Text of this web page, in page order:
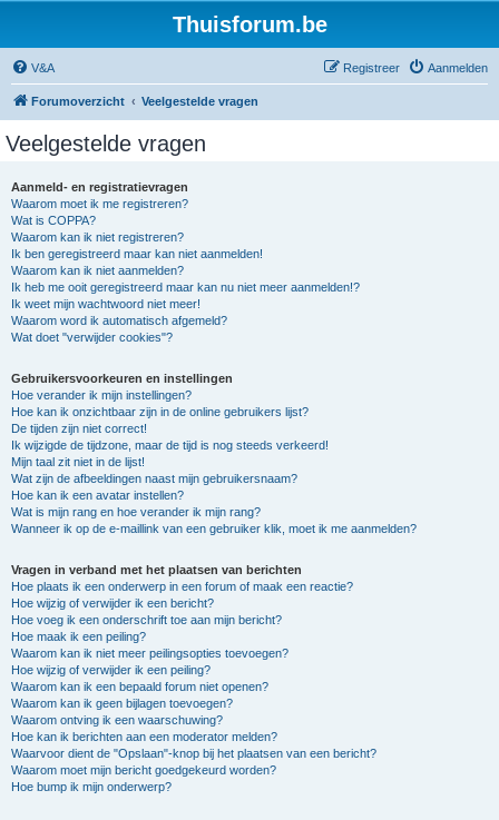
Thuisforum.be
V&A Aanmelden
Registreer
Forumoverzicht Veelgestelde vragen
Veelgestelde vragen
Aanmeld- en registratievragen
Waarom moet ik me registreren?
Wat is COPPA?
Waarom kan ik niet registreren?
Ik ben geregistreerd maar kan niet aanmelden!
Waarom kan ik niet aanmelden?
Ik heb me ooit geregistreerd maar kan nu niet meer aanmelden!?
Ik weet mijn wachtwoord niet meer!
Waarom word ik automatisch afgemeld?
Wat doet "verwijder cookies"?
Gebruikersvoorkeuren en instellingen
Hoe verander ik mijn instellingen?
Hoe kan ik onzichtbaar zijn in de online gebruikers lijst?
De tijden zijn niet correct!
Ik wijzigde de tijdzone, maar de tijd is nog steeds verkeerd!
Mijn taal zit niet in de lijst!
Wat zijn de afbeeldingen naast mijn gebruikersnaam?
Hoe kan ik een avatar instellen?
Wat is mijn rang en hoe verander ik mijn rang?
Wanneer ik op de e-maillink van een gebruiker klik, moet ik me aanmelden?
Vragen in verband met het plaatsen van berichten
Hoe plaats ik een onderwerp in een forum of maak een reactie?
Hoe wijzig of verwijder ik een bericht?
Hoe voeg ik een onderschrift toe aan mijn bericht?
Hoe maak ik een peiling?
Waarom kan ik niet meer peilingsopties toevoegen?
Hoe wijzig of verwijder ik een peiling?
Waarom kan ik een bepaald forum niet openen?
Waarom kan ik geen bijlagen toevoegen?
Waarom ontving ik een waarschuwing?
Hoe kan ik berichten aan een moderator melden?
Waarvoor dient de "Opslaan"-knop bij het plaatsen van een bericht?
Waarom moet mijn bericht goedgekeurd worden?
Hoe bump ik mijn onderwerp?